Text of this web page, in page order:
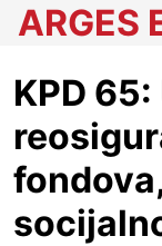
ARGES
KPD